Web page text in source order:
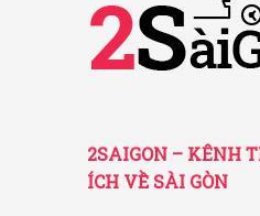
2SAIGON – KÊNH
ÍCH VỀ SÀI GÒN